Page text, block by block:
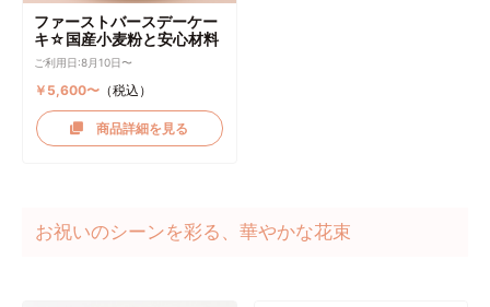
ファーストバースデーケー
キ☆国産小麦粉と安心材料
ご利用日:8月10日〜
￥5,600〜（税込）
商品詳細を見る
お祝いのシーンを彩る、華やかな花束